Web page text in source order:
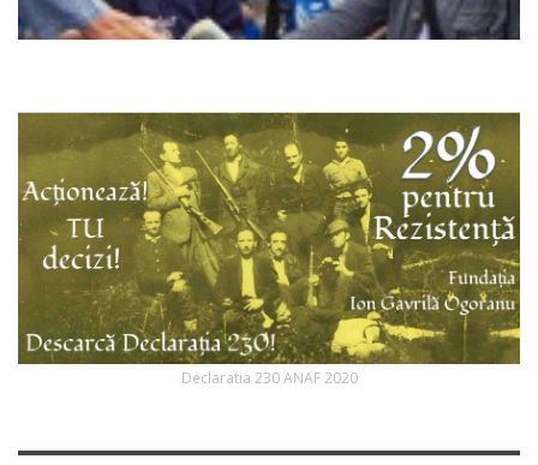
Declaratia 230 ANAF 2020